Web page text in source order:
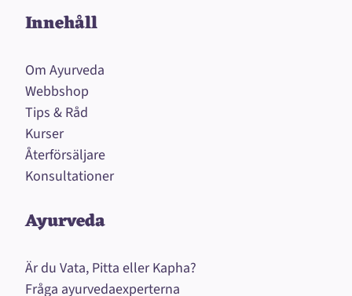
Innehåll
Om Ayurveda
Webbshop
Tips & Råd
Kurser
Återförsäljare
Konsultationer
Ayurveda
Är du Vata, Pitta eller Kapha?
Fråga ayurvedaexperterna